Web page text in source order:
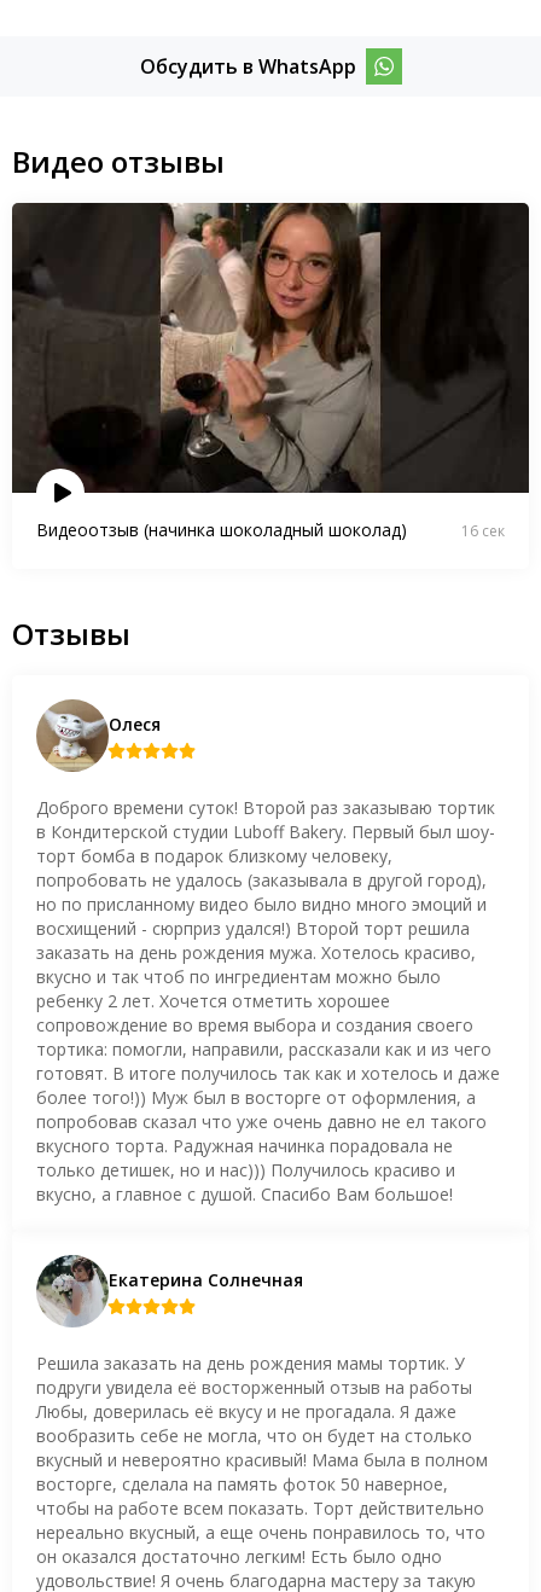
Обсудить в WhatsApp
Видео отзывы
Видеоотзыв (начинка шоколадный шоколад) 16 сек
Отзывы
Олеся
Доброго времени суток! Второй раз заказываю тортик
в Кондитерской студии Luboff Bakery. Первый был шоу-
торт бомба в подарок близкому человеку,
попробовать не удалось (заказывала в другой город),
но по присланному видео было видно много эмоций и
восхищений - сюрприз удался!) Второй торт решила
заказать на день рождения мужа. Хотелось красиво,
вкусно и так чтоб по ингредиентам можно было
ребенку 2 лет. Хочется отметить хорошее
сопровождение во время выбора и создания своего
тортика: помогли, направили, рассказали как и из чего
готовят. В итоге получилось так как и хотелось и даже
более того!)) Муж был в восторге от оформления, а
попробовав сказал что уже очень давно не ел такого
вкусного торта. Радужная начинка порадовала не
только детишек, но и нас))) Получилось красиво и
вкусно, а главное с душой. Спасибо Вам большое!
Екатерина Солнечная
Решила заказать на день рождения мамы тортик. У
подруги увидела её восторженный отзыв на работы
Любы, доверилась её вкусу и не прогадала. Я даже
вообразить себе не могла, что он будет на столько
вкусный и невероятно красивый! Мама была в полном
восторге, сделала на память фоток 50 наверное,
чтобы на работе всем показать. Торт действительно
нереально вкусный, а еще очень понравилось то, что
он оказался достаточно легким! Есть было одно
удовольствие! Я очень благодарна мастеру за такую